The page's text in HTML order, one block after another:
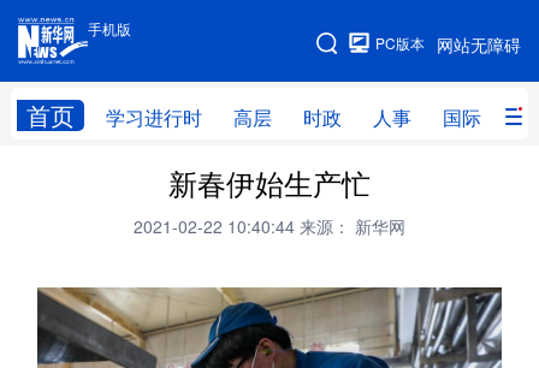
手机版
网站无障碍
PC版本
首页 学习进行时 高层 时政 人事 国际 财
手机版
网站地图
高层 时政
财经 网评
台湾 思客智库 全球连线 教育
科技 科创 量子 体育
新春伊始生产忙
2021-02-22 10:40:44 来源： 新华网